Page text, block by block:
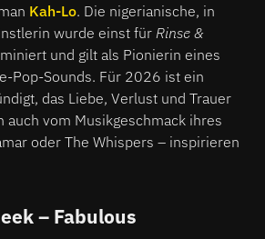
Kah-Lo. Die nigerianische, in
wurde einst für Rinse &
und gilt als Pionierin eines
Pop-Sounds. Für 2026 ist ein
das Liebe, Verlust und Trauer
auch vom Musikgeschmack ihres
oder The Whispers – inspirieren
– Fabulous